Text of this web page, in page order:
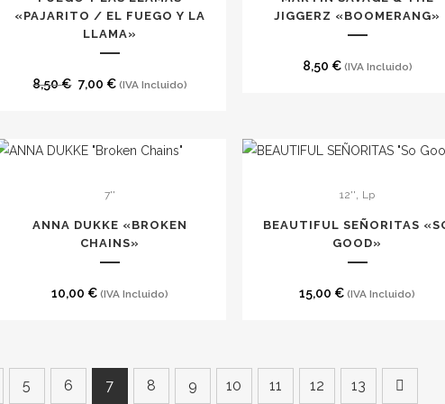
producto
«PAJARITO / EL FUEGO Y LA
LLAMA»
8,50€ El
era:
7,00 €El
es:
(IVA Incluido)
JIGGERZ «BOOMERANG»
8,50 € (IVA Incluido)
7''
ANNA DUKKE «BROKEN
CHAINS»
10,00 € (IVA Incluido)
12'' Lp
BEAUTIFUL SEÑORITAS
GOOD»
15,00 € (IVA Incluido)
5 6 7 8 9 10 11 12 13